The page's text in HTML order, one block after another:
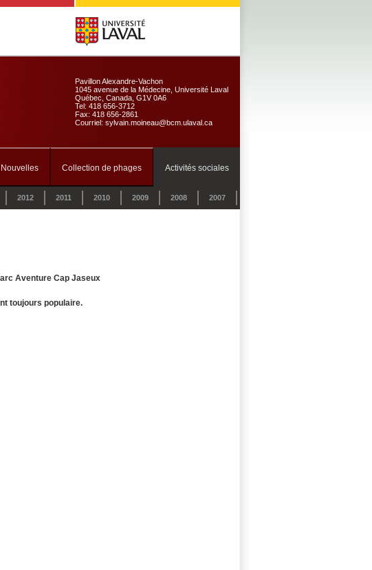
Pavillon Alexandre-Vachon
1045 avenue de la Médecine, Université Laval
Québec, Canada, G1V 0A6
Tel: 418 656-3712
Fax: 418 656-2861
Courriel: sylvain.moineau@bcm.ulaval.ca
Nouvelles Collection de phages Activités sociales
2012 2011 2010 2009 2008
2007
Aventure Cap Jaseux
toujours populaire.